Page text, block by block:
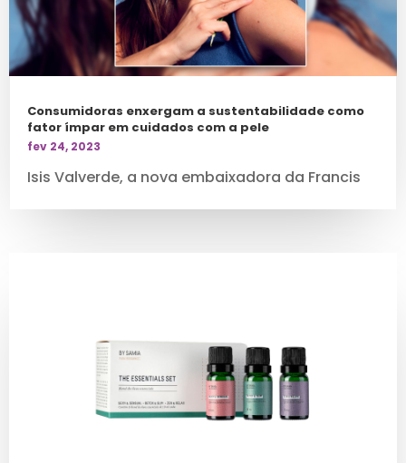
Consumidoras enxergam a sustentabilidade como
fator ímpar em cuidados com a pele
fev 24, 2023
Isis Valverde, a nova embaixadora da Francis